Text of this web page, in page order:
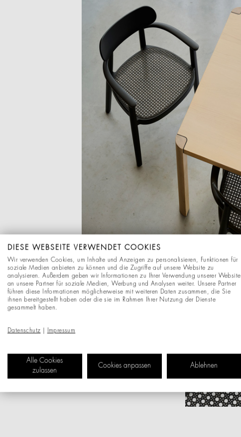
DIESE WEBSEITE VERWENDET COOKIES
Wir verwenden Cookies, um Inhalte und Anzeigen zu personalisieren, Funktionen für
soziale Medien anbieten zu können und die Zugriffe auf unsere Website zu
analysieren. Außerdem geben wir Informationen zu Ihrer Verwendung unserer Website
an unsere Partner für soziale Medien, Werbung und Analysen weiter. Unsere Partner
führen diese Informationen möglicherweise mit weiteren Daten zusammen, die Sie
ihnen bereitgestellt haben oder die sie im Rahmen Ihrer Nutzung der Dienste
gesammelt haben.
Datenschutz Impressum
Alle Cookies
zulassen
Cookies anpassen Ablehnen